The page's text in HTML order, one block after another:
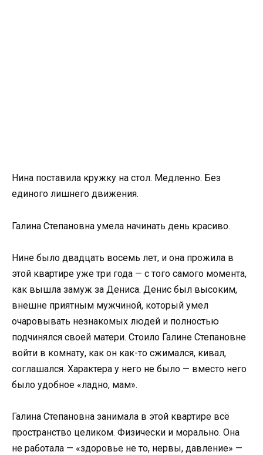
Нина поставила кружку на стол. Медленно. Без
единого лишнего движения.
Галина Степановна умела начинать день красиво.
Нине было двадцать восемь лет, и она прожила в
этой квартире уже три года — с того самого момента,
как вышла замуж за Дениса. Денис был высоким,
внешне приятным мужчиной, который умел
очаровывать незнакомых людей и полностью
подчинялся своей матери. Стоило Галине Степановне
войти в комнату, как он как-то сжимался, кивал,
соглашался. Характера у него не было — вместо него
было удобное «ладно, мам».
Галина Степановна занимала в этой квартире всё
пространство целиком. Физически и морально. Она
не работала — «здоровье не то, нервы, давление» —